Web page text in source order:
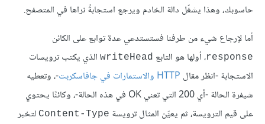
حاسوبك، وهذا يشغّل دالة الخادم ويرجع استجابةً نراها في المتصفح.
أما لإرجاع شيء من طرفنا فستستدعي عدة توابع على الكائن
response، أولها هو التابع writeHead الذي يكتب ترويسات
الاستجابة -انظر مقال HTTP والاستمارات في جافاسكربت
-، وتعطيه
شيفرة الحالة -أي 200 التي تعني OK في هذه الحالة-، وكائنًا يحتوي
على قيم الترويسة، ثم يعيِّن المثال ترويسة Content-Type لتخبر